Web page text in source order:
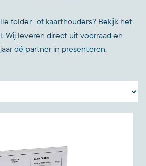
folder- of kaarthouders? Bekijk het
Wij leveren direct uit voorraad en
dé partner in presenteren.